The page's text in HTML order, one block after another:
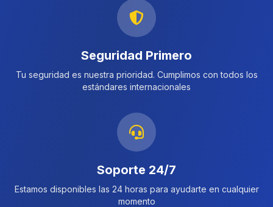
Seguridad Primero
Tu seguridad es nuestra prioridad. Cumplimos con todos los
estándares internacionales
Soporte 24/7
Estamos disponibles las 24 horas para ayudarte en cualquier
momento